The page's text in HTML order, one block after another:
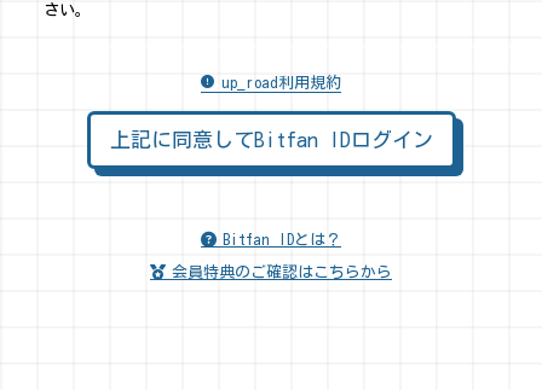
さい。
up_road利用規約
上記に同意してBitfan IDログイン
Bitfan IDとは？
会員特典のご確認はこちらから